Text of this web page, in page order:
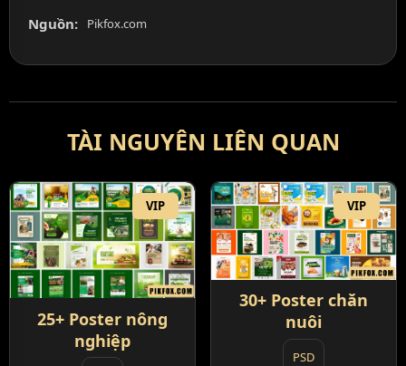
Nguồn: Pikfox.com
TÀI NGUYÊN LIÊN QUAN
VIP
25+ Poster nông
nghiệp
VIP
30+ Poster chăn
nuôi
PSD